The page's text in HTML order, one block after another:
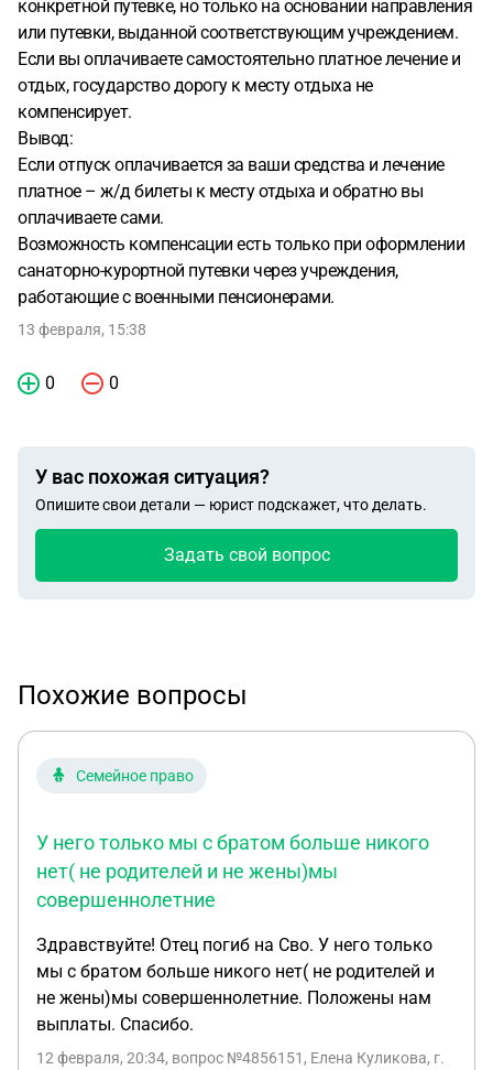
конкретной путевке, но только на основании направления
или путевки, выданной соответствующим учреждением.
Если вы оплачиваете самостоятельно платное лечение и
отдых, государство дорогу к месту отдыха не
компенсирует.
Вывод:
Если отпуск оплачивается за ваши средства и лечение
платное – ж/д билеты к месту отдыха и обратно вы
оплачиваете сами.
Возможность компенсации есть только при оформлении
санаторно-курортной путевки через учреждения,
работающие с военными пенсионерами.
13 февраля, 15:38
0 0
У вас похожая ситуация?
Опишите свои детали — юрист подскажет, что делать.
Задать свой вопрос
Похожие вопросы
Семейное право
У него только мы с братом больше никого
нет( не родителей и не жены)мы
совершеннолетние
Здравствуйте! Отец погиб на Сво. У него только
мы с братом больше никого нет( не родителей и
не жены)мы совершеннолетние. Положены нам
выплаты. Спасибо.
12 февраля, 20:34, вопрос №4856151, Елена Куликова, г.